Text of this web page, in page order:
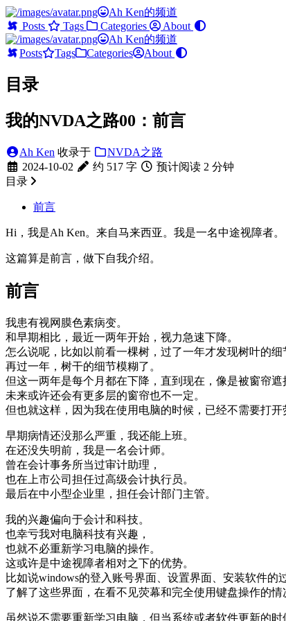
Ah Ken的频道
Posts
Tags Categories
About
Ah Ken的频道
Posts
Tags Categories About
目录
我的NVDA之路00：前言
Ah Ken 收录于
NVDA之路
2024-10-02
约 517 字
预计阅读 2 分钟
目录
前言
Hi，我是Ah Ken。来自马来西亚。我是一名中途视障者。
这篇算是前言，做下自我介绍。
前言
我患有视网膜色素病变。
和早期相比，最近一两年开始，视力急速下降。
怎么说呢，比如以前看一棵树，过了一年才发现树叶的细
再过一年，树干的细节模糊了。
但这一两年是每个月都在下降，直到现在，像是被窗帘遮
未来或许还会有更多层的窗帘也不一定。
但也就这样，因为我在使用电脑的时候，已经不需要打开
早期病情还没那么严重，我还能上班。
在还没失明前，我是一名会计师。
曾在会计事务所当过审计助理，
也在上市公司担任过高级会计执行员。
最后在中小型企业里，担任会计部门主管。
我的兴趣偏向于会计和科技。
也幸亏我对电脑科技有兴趣，
也就不必重新学习电脑的操作。
这或许是中途视障者相对之下的优势。
比如说windows的登入账号界面、设置界面、安装软件的
了解了这些界面，在看不见荧幕和完全使用键盘操作的情
虽然说不需要重新学习电脑，但当系统或者软件更新的时